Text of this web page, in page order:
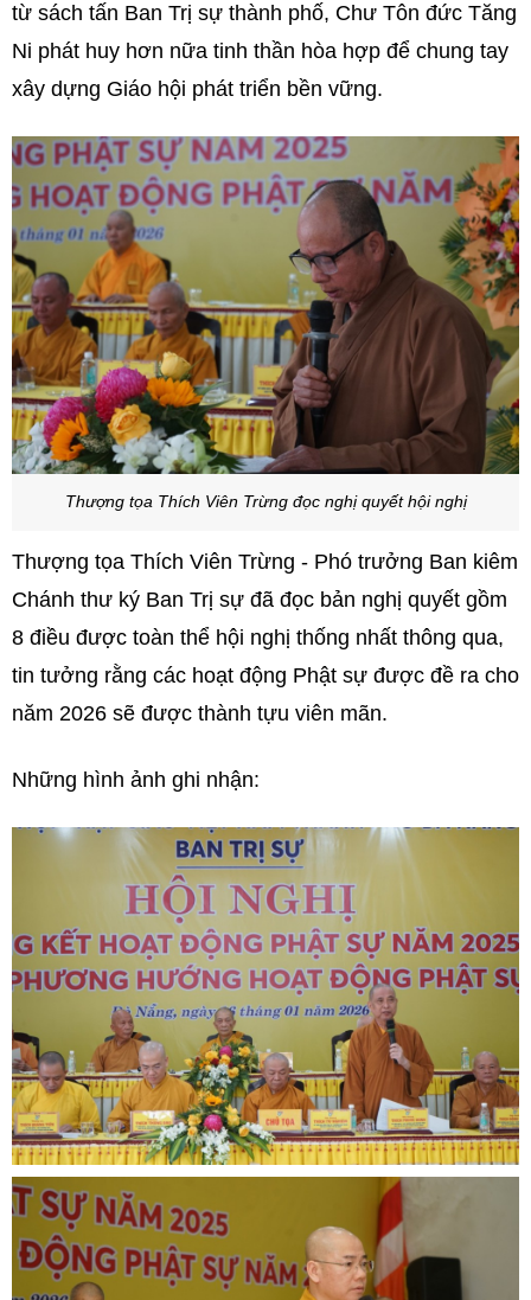
từ sách tấn Ban Trị sự thành phố, Chư Tôn đức Tăng
Ni phát huy hơn nữa tinh thần hòa hợp để chung tay
xây dựng Giáo hội phát triển bền vững.
Thượng tọa Thích Viên Trừng đọc nghị quyết hội nghị
Thượng tọa Thích Viên Trừng - Phó trưởng Ban kiêm
Chánh thư ký Ban Trị sự đã đọc bản nghị quyết gồm
8 điều được toàn thể hội nghị thống nhất thông qua,
tin tưởng rằng các hoạt động Phật sự được đề ra cho
năm 2026 sẽ được thành tựu viên mãn.
Những hình ảnh ghi nhận: